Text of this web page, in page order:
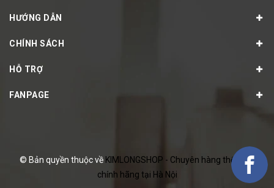
HƯỚNG DẪN
CHÍNH SÁCH
HỖ TRỢ
FANPAGE
© Bản quyền thuộc về KIMLONGSHOP - Chuyên hàng thể thao
chính hãng tại Hà Nội